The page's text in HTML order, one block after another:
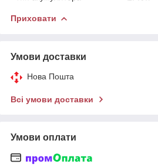
Приховати
Умови доставки
Нова Пошта
Всі умови доставки
Умови оплати